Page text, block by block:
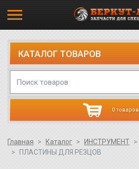
КАТАЛОГ ТОВАРОВ
0 товаров
Главная Каталог ИНСТРУМЕНТ
ПЛАСТИНЫ ДЛЯ РЕЗЦОВ